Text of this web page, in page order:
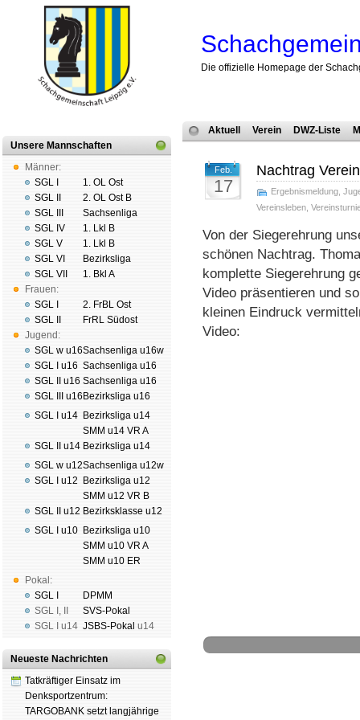
Die offizielle Homepage der
Unsere Mannschaften
Männer:
SGL I
SGL II
SGL III
SGL IV
SGL V
SGL VI
SGL VII
Frauen:
SGL I
SGL II
Jugend:
SGL w u16
SGL I u16
SGL II u16
SGL III u16
SGL I u14
SGL II u14
SGL w u12
SGL I u12
SGL II u12
SGL I u10
Pokal:
SGL I
SGL I ,
SGL I
u14
1. OL Ost
2. OL Ost B
Sachsenliga
1. Lkl B
1. Lkl B
Bezirksliga
1. Bkl A
2. FrBL Ost
FrRL Südost
Sachsenliga u16w
Sachsenliga u16
Sachsenliga u16
Bezirksliga u16
Bezirksliga u14
SMM u14 VR A
Bezirksliga u14
Sachsenliga u12w
Bezirksliga u12
SMM u12 VR B
Bezirksklasse u12
Bezirksliga u10
SMM u10 VR A
SMM u10 ER
DPMM
SVS-Pokal
JSBS-Pokal u14
Neueste Nachrichten
Tatkräftiger Einsatz im
Denksportzentrum:
TARGOBANK setzt langjährige
Aktuell Verein DWZ-Liste
Feb.
17
Nachtrag
Ergebnismeldung
Vereinsleben
Von der Siegerehrung
schönen Nachtrag.
komplette Siegerehrung
Video präsentieren und
kleinen Eindruck
Video: